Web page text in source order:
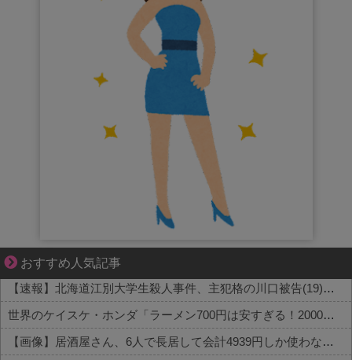
おすすめ人気記事
結婚生活の「当たり前」が壊れる瞬間
【速報】北海道江別大学生殺人事件、主犯格の川口被告(19)に無期懲役の判決←これ、妥当だと思う？？？？？？
世界のケイスケ・ホンダ「ラーメン700円は安すぎる！2000円にするべき」
【画像】居酒屋さん、6人で長居して会計4939円しか使わない客にお気持ち表明してしまう←コレどっちが悪いんや？？？？？？